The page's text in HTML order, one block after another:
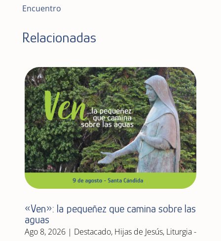
Encuentro
Relacionadas
«Ven»: la pequeñez que camina sobre las
aguas
Ago 8, 2026| Destacado, Hijas de Jesús, Liturgia -